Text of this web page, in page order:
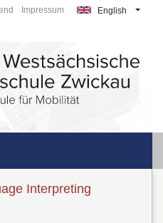
English
Impressum
Interpreting